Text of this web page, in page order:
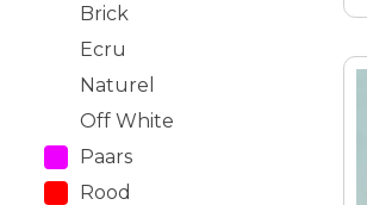
Brick
Ecru
Naturel
Off White
Paars
Rood